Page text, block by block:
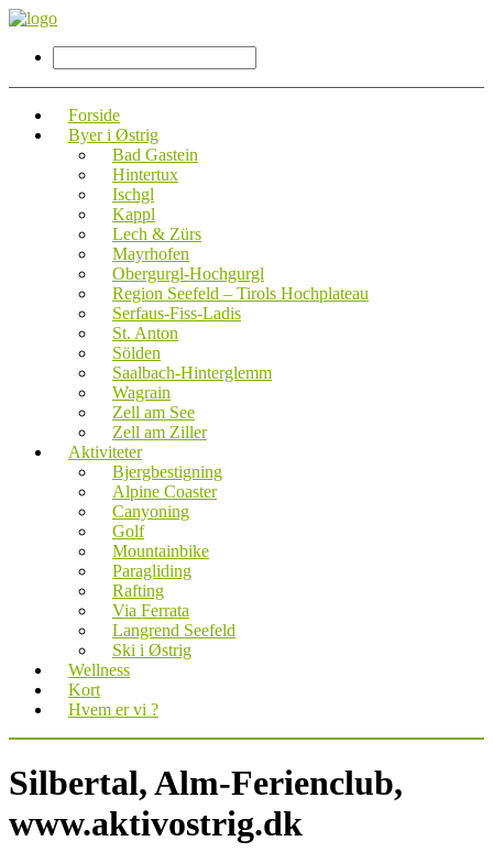
Forside
Byer i Østrig
Bad Gastein
Hintertux
Ischgl
Kappl
Lech & Zürs
Mayrhofen
Obergurgl-Hochgurgl
Region Seefeld – Tirols Hochplateau
Serfaus-Fiss-Ladis
St. Anton
Sölden
Saalbach-Hinterglemm
Wagrain
Zell am See
Zell am Ziller
Aktiviteter
Bjergbestigning
Alpine Coaster
Canyoning
Golf
Mountainbike
Paragliding
Rafting
Via Ferrata
Langrend Seefeld
Ski i Østrig
Wellness
Kort
Hvem er vi ?
Silbertal, Alm-Ferienclub,
www.aktivostrig.dk